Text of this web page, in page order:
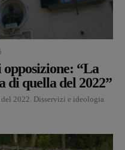
“La
di quella del 2022”
2022. Disservizi e ideologia